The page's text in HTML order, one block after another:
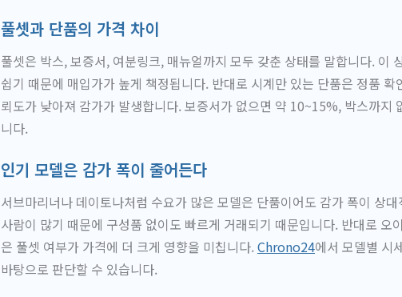
풀셋과 단품의 가격 차이
풀셋은 박스, 보증서, 여분링크, 매뉴얼까지 모두 갖춘 상태를 말합니다. 이
쉽기 때문에 매입가가 높게 책정됩니다. 반대로 시계만 있는 단품은 정품
뢰도가 낮아져 감가가 발생합니다. 보증서가 없으면 약 10~15%, 박스까지
니다.
인기 모델은 감가 폭이 줄어든다
서브마리너나 데이토나처럼 수요가 많은 모델은 단품이어도 감가 폭이 상
사람이 많기 때문에 구성품 없이도 빠르게 거래되기 때문입니다. 반대로 오
은 풀셋 여부가 가격에 더 크게 영향을 미칩니다.Chrono24에서 모델별 시
바탕으로 판단할 수 있습니다.